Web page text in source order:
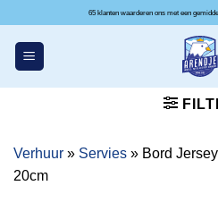
inhoud
65 klanten
Verhuur » Servies » Bord
20cm